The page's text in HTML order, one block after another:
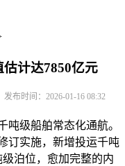
计达7850亿元
发布时间：2026-01-16 08:32
级船舶常态化通航。
订实施，新增投运千吨
泊位，愈加完整的内